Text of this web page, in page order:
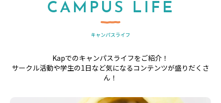
CAMPUS LIFE
キャンパスライフ
Kapでのキャンパスライフをご紹介！
サークル活動や学生の1日など気になるコンテンツが盛りだくさ
ん！